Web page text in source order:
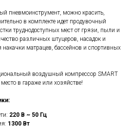
пневмоинструмент, можно красить,
в комплекте идет продувочный
труднодоступных мест от грязи, пыли и
различных штуцеров, насадок и
накачки матрацев, бассейнов и спортивных
воздушный компрессор SMART
в гараже или хозяйстве!
220 В ~ 50 Гц
1300 Вт